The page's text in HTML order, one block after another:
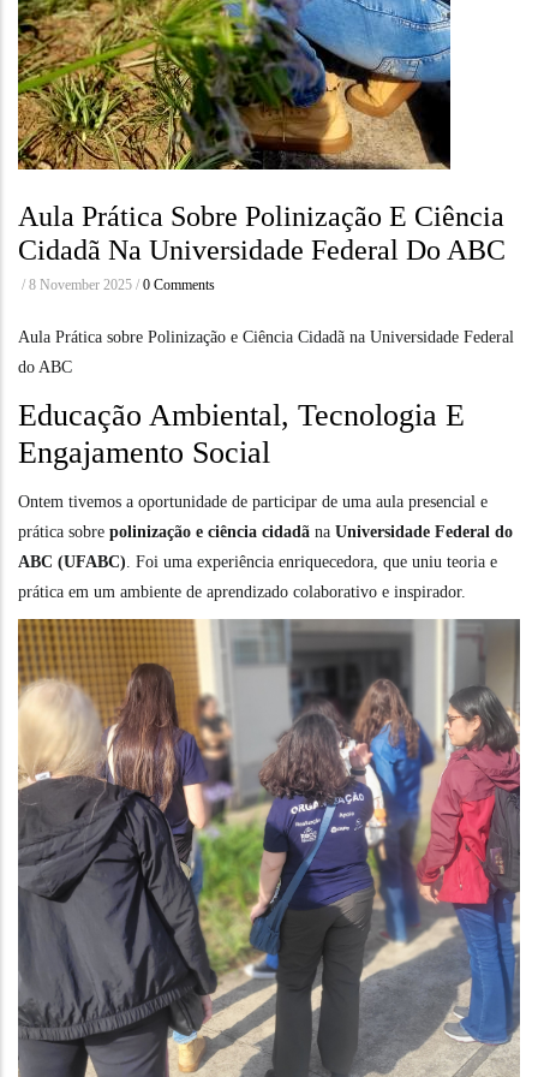
Aula Prática Sobre Polinização E Ciência
Cidadã Na Universidade Federal Do ABC
/ 8 November 2025 / 0 Comments
Aula Prática sobre Polinização e Ciência Cidadã na Universidade Federal
do ABC
Educação Ambiental, Tecnologia E
Engajamento Social
Ontem tivemos a oportunidade de participar de uma aula presencial e
prática sobre polinização e ciência cidadã na Universidade Federal do
ABC (UFABC) . Foi uma experiência enriquecedora, que uniu teoria e
prática em um ambiente de aprendizado colaborativo e inspirador.